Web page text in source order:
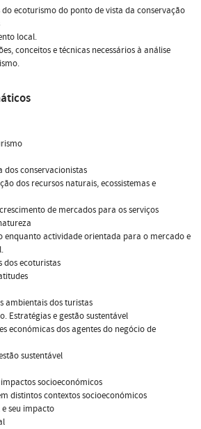
ecoturismo do ponto de vista da conservação
local.
conceitos e técnicas necessários à análise
dos conservacionistas
dos recursos naturais, ecossistemas e
de mercados para os serviços
enquanto actividade orientada para o mercado e
dos ecoturistas
ambientais dos turistas
Estratégias e gestão sustentável
económicas dos agentes do negócio de
sustentável
socioeconómicos
distintos contextos socioeconómicos
seu impacto